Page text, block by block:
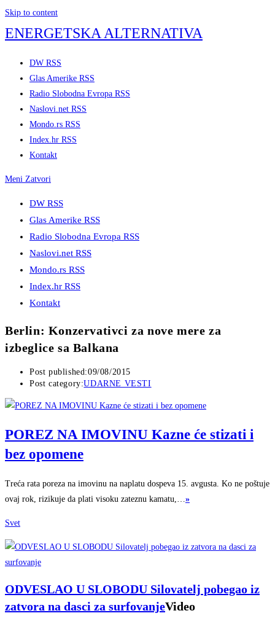
Skip to content
ENERGETSKA ALTERNATIVA
DW RSS
Glas Amerike RSS
Radio Slobodna Evropa RSS
Naslovi.net RSS
Mondo.rs RSS
Index.hr RSS
Kontakt
Meni Zatvori
DW RSS
Glas Amerike RSS
Radio Slobodna Evropa RSS
Naslovi.net RSS
Mondo.rs RSS
Index.hr RSS
Kontakt
Berlin: Konzervativci za nove mere za
izbeglice sa Balkana
Post published:09/08/2015
Post category:UDARNE VESTI
POREZ NA IMOVINU Kazne će stizati i
bez opomene
Treća rata poreza na imovinu na naplatu dospeva 15. avgusta. Ko ne poštuje
ovaj rok, rizikuje da plati visoku zateznu kamatu,…»
Svet
ODVESLAO U SLOBODU Silovatelj pobegao iz
zatvora na dasci za surfovanjeVideo